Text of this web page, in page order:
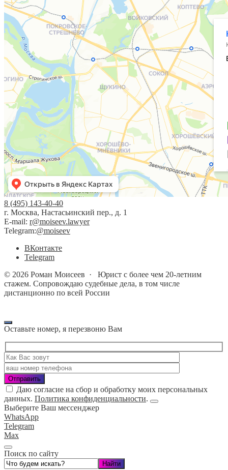
8 (495) 143-40-40
г. Москва, Настасьинский пер., д. 1
E-mail: r@moiseev.lawyer
Telegram:@moiseev
BКонтакте
Telegram
© 2026 Роман Моисеев · Юрист с более чем 20-летним
стажем. Сопровождаю судебные дела, в том числе
дистанционно по всей России
Оставьте номер, я перезвоню Вам
Даю согласие на сбор и обработку моих персональных
данных. Политика конфиденциальности.
Выберите Ваш мессенджер
WhatsApp
Telegram
Max
Поиск по сайту